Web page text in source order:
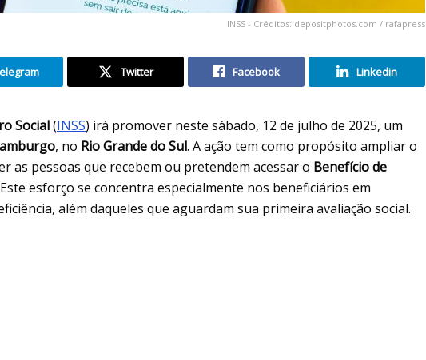
INSS - Créditos: depositphotos.com / rafapress
Twitter Facebook Linkedin
Social(INSS) irá promover neste sábado, 12 de julho de 2025, um
, no Rio Grande do Sul. A ação tem como propósito ampliar o
as pessoas que recebem ou pretendem acessar o Benefício de
esforço se concentra especialmente nos beneficiários em
além daqueles que aguardam sua primeira avaliação social.